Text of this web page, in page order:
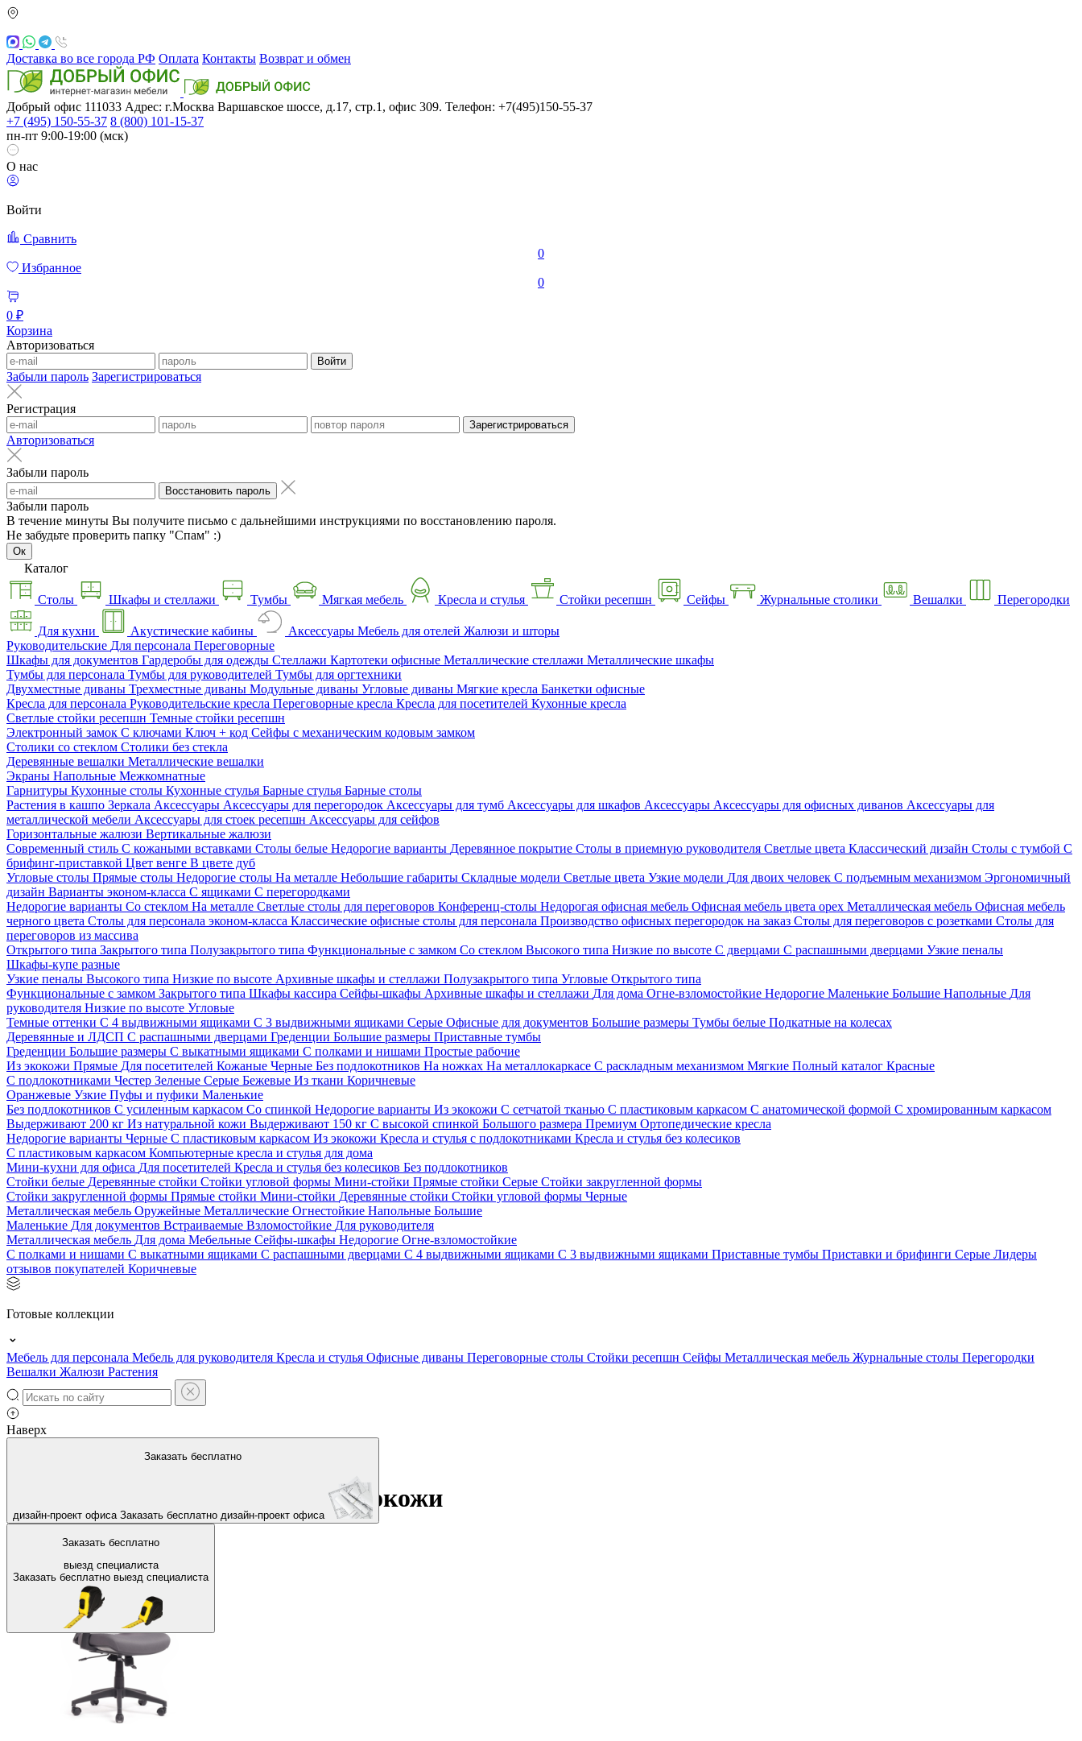
Доставка во все города РФ Оплата Контакты Возврат и обмен
Добрый офис 111033 Адрес: г.Москва Варшавское шоссе, д.17, стр.1, офис 309. Телефон: +7(495)150-55-37
+7 (495) 150-55-37 8 (800) 101-15-37
пн-пт 9:00-19:00 (мск)
О нас
Войти
Сравнить
0
Избранное
0
0 ₽
Корзина
Авторизоваться
Войти
Забыли пароль Зарегистрироваться
Регистрация
Зарегистрироваться
Авторизоваться
Забыли пароль
Восстановить пароль
Забыли пароль
В течение минуты Вы получите письмо с дальнейшими инструкциями по восстановлению пароля.
Не забудьте проверить папку "Спам" :)
Ок
Каталог
Столы Шкафы и стеллажи Тумбы Мягкая мебель Кресла и стулья Стойки ресепшн Сейфы Журнальные столики Вешалки Перегородки
Для кухни Акустические кабины Аксессуары Мебель для отелей Жалюзи и шторы
Руководительские Для персонала Переговорные
Шкафы для документов Гардеробы для одежды Стеллажи Картотеки офисные Металлические стеллажи Металлические шкафы
Тумбы для персонала Тумбы для руководителей Тумбы для оргтехники
Двухместные диваны Трехместные диваны Модульные диваны Угловые диваны Мягкие кресла Банкетки офисные
Кресла для персонала Руководительские кресла Переговорные кресла Кресла для посетителей Кухонные кресла
Светлые стойки ресепшн Темные стойки ресепшн
Электронный замок С ключами Ключ + код Сейфы с механическим кодовым замком
Столики со стеклом Столики без стекла
Деревянные вешалки Металлические вешалки
Экраны Напольные Межкомнатные
Гарнитуры Кухонные столы Кухонные стулья Барные стулья Барные столы
Растения в кашпо Зеркала Аксессуары Аксессуары для перегородок Аксессуары для тумб Аксессуары для шкафов Аксессуары Аксессуары для офисных диванов Аксессуары для
металлической мебели Аксессуары для стоек ресепшн Аксессуары для сейфов
Горизонтальные жалюзи Вертикальные жалюзи
Современный стиль С кожаными вставками Столы белые Недорогие варианты Деревянное покрытие Столы в приемную руководителя Светлые цвета Классический дизайн Столы с тумбой С
брифинг-приставкой Цвет венге В цвете дуб
Угловые столы Прямые столы Недорогие столы На металле Небольшие габариты Складные модели Светлые цвета Узкие модели Для двоих человек С подъемным механизмом Эргономичный
дизайн Варианты эконом-класса С ящиками С перегородками
Недорогие варианты Со стеклом На металле Светлые столы для переговоров Конференц-столы Недорогая офисная мебель Офисная мебель цвета орех Металлическая мебель Офисная мебель
черного цвета Столы для персонала эконом-класса Классические офисные столы для персонала Производство офисных перегородок на заказ Столы для переговоров с розетками Столы для
переговоров из массива
Открытого типа Закрытого типа Полузакрытого типа Функциональные с замком Со стеклом Высокого типа Низкие по высоте С дверцами С распашными дверцами Узкие пеналы
Шкафы-купе разные
Узкие пеналы Высокого типа Низкие по высоте Архивные шкафы и стеллажи Полузакрытого типа Угловые Открытого типа
Функциональные с замком Закрытого типа Шкафы кассира Сейфы-шкафы Архивные шкафы и стеллажи Для дома Огне-взломостойкие Недорогие Маленькие Большие Напольные Для
руководителя Низкие по высоте Угловые
Темные оттенки С 4 выдвижными ящиками С 3 выдвижными ящиками Серые Офисные для документов Большие размеры Тумбы белые Подкатные на колесах
Деревянные и ЛДСП С распашными дверцами Греденции Большие размеры Приставные тумбы
Греденции Большие размеры С выкатными ящиками С полками и нишами Простые рабочие
Из экокожи Прямые Для посетителей Кожаные Черные Без подлокотников На ножках На металлокаркасе С раскладным механизмом Мягкие Полный каталог Красные
С подлокотниками Честер Зеленые Серые Бежевые Из ткани Коричневые
Оранжевые Узкие Пуфы и пуфики Маленькие
Без подлокотников С усиленным каркасом Со спинкой Недорогие варианты Из экокожи С сетчатой тканью С пластиковым каркасом С анатомической формой С хромированным каркасом
Выдерживают 200 кг Из натуральной кожи Выдерживают 150 кг С высокой спинкой Большого размера Премиум Ортопедические кресла
Недорогие варианты Черные С пластиковым каркасом Из экокожи Кресла и стулья с подлокотниками Кресла и стулья без колесиков
С пластиковым каркасом Компьютерные кресла и стулья для дома
Мини-кухни для офиса Для посетителей Кресла и стулья без колесиков Без подлокотников
Стойки белые Деревянные стойки Стойки угловой формы Мини-стойки Прямые стойки Серые Стойки закругленной формы
Стойки закругленной формы Прямые стойки Мини-стойки Деревянные стойки Стойки угловой формы Черные
Металлическая мебель Оружейные Металлические Огнестойкие Напольные Большие
Маленькие Для документов Встраиваемые Взломостойкие Для руководителя
Металлическая мебель Для дома Мебельные Сейфы-шкафы Недорогие Огне-взломостойкие
С полками и нишами С выкатными ящиками С распашными дверцами С 4 выдвижными ящиками С 3 выдвижными ящиками Приставные тумбы Приставки и брифинги Серые Лидеры
отзывов покупателей Коричневые
Готовые коллекции
Мебель для персонала Мебель для руководителя Кресла и стулья Офисные диваны Переговорные столы Стойки ресепшн Сейфы Металлическая мебель Журнальные столы Перегородки
Вешалки Жалюзи Растения
Наверх
Заказать бесплатно
дизайн-проект офиса Заказать бесплатно дизайн-проект офиса
Заказать бесплатно
выезд специалиста
Заказать бесплатно выезд специалиста
На главную
Офисные кресла и стулья из экокожи